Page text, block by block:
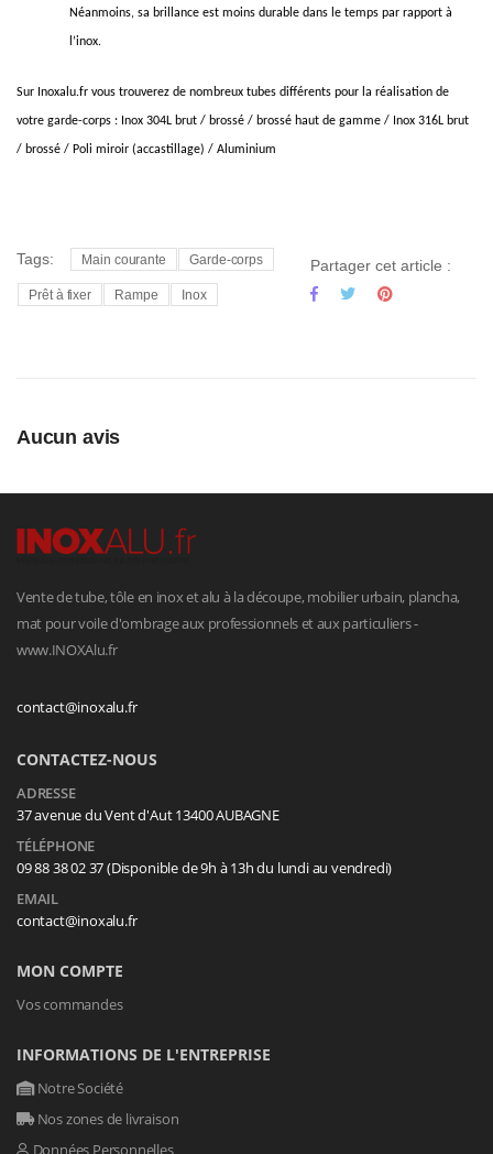
Néanmoins, sa brillance est moins durable dans le temps par rapport à
l’inox.
Sur Inoxalu.fr vous trouverez de nombreux tubes différents pour la réalisation de
votre garde-corps : Inox 304L brut / brossé / brossé haut de gamme / Inox 316L brut
/ brossé / Poli miroir (accastillage) / Aluminium
Tags: Main courante Garde-corps
Prêt à fixer Rampe Inox
Partager cet article :
Aucun avis
Vente de tube, tôle en inox et alu à la découpe, mobilier urbain, plancha,
mat pour voile d'ombrage aux professionnels et aux particuliers -
www.INOXAlu.fr
contact@inoxalu.fr
CONTACTEZ-NOUS
ADRESSE
37 avenue du Vent d'Aut 13400 AUBAGNE
TÉLÉPHONE
09 88 38 02 37 (Disponible de 9h à 13h du lundi au vendredi)
EMAIL
contact@inoxalu.fr
MON COMPTE
Vos commandes
INFORMATIONS DE L'ENTREPRISE
Notre Société
Nos zones de livraison
Données Personnelles